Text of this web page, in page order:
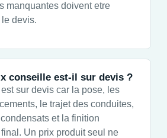
manquantes doivent etre
devis.
conseille est-il sur devis ?
sur devis car la pose, les
le trajet des conduites,
et la finition
Un prix produit seul ne